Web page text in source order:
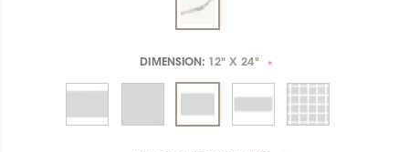
DIMENSION: 12" X 24" *